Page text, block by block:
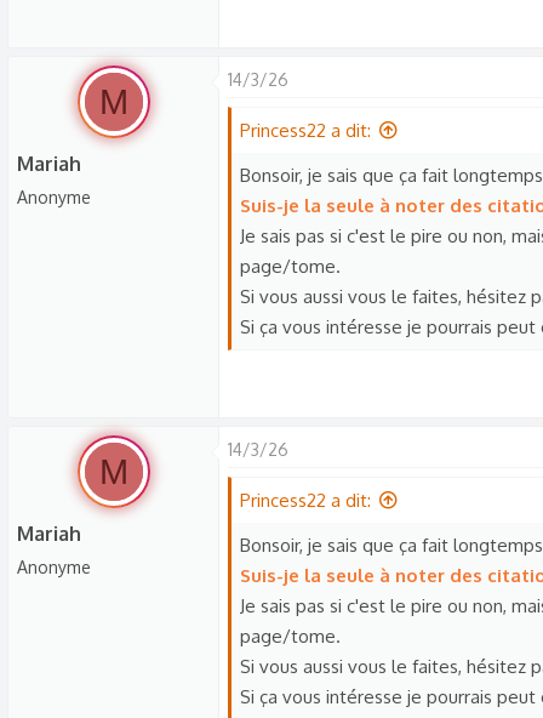
M
Mariah
Anonyme
14/3/26
Princess22 a dit:
Bonsoir, je sais que ça fait
Suis-je la seule à noter des
Je sais pas si c'est le pire ou non,
page/tome.
Si vous aussi vous le faites, hésitez
Si ça vous intéresse je pourrais
M
Mariah
Anonyme
14/3/26
Princess22 a dit:
Bonsoir, je sais que ça fait
Suis-je la seule à noter des
Je sais pas si c'est le pire ou non,
page/tome.
Si vous aussi vous le faites, hésitez
Si ça vous intéresse je pourrais